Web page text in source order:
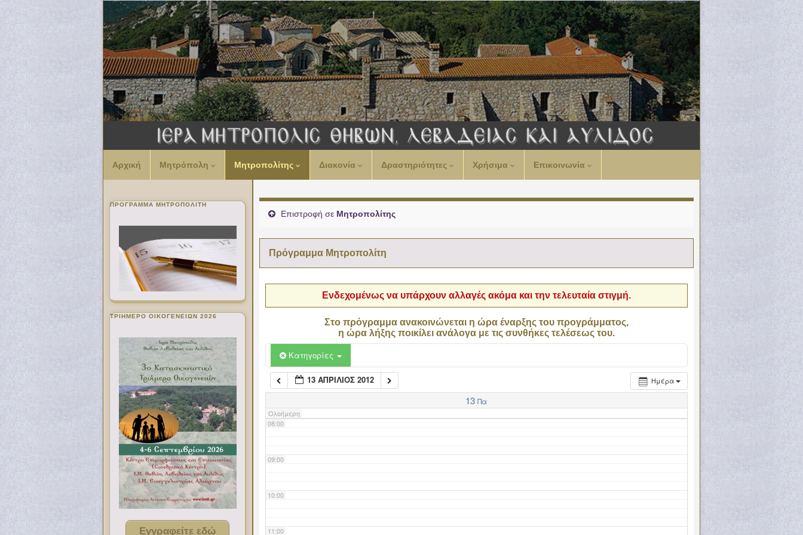
Αρχική Μητρόπολη Μητροπολίτης Διακονία Δραστηριότητες Χρήσιμα Επικοινωνία
Επιστροφή σε Μητροπολίτης
Πρόγραμμα Μητροπολίτη
Ενδεχομένως να υπάρχουν αλλαγές ακόμα και την τελευταία στιγμή.
Στο πρόγραμμα ανακοινώνεται η ώρα έναρξης του προγράμματος,
η ώρα λήξης ποικίλει ανάλογα με τις συνθήκες τελέσεως του.
Κατηγορίες
Ημέρα
13 ΑΠΡΊΛΙΟΣ 2012
13 Πα
Ολοήμερη
00:00
02:00
06:00
07:00
08:00
09:00
10:00
11:00
ΠΡΌΓΡΑΜΜΑ ΜΗΤΡΟΠΟΛΊΤΗ
ΤΡΙΗΜΕΡΟ ΟΙΚΟΓΕΝΕΙΩΝ 2026
Εγγραφείτε εδώ